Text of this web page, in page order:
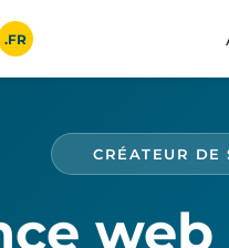
.FR
CRÉATEUR DE
web